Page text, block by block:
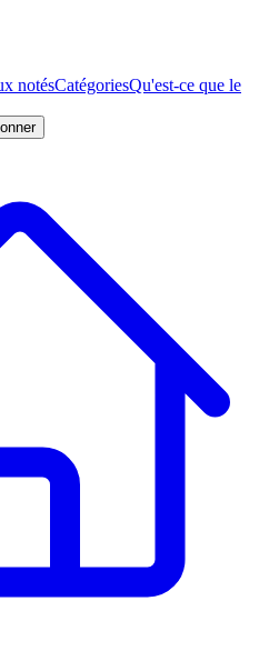
notésCatégoriesQu'est-ce que le